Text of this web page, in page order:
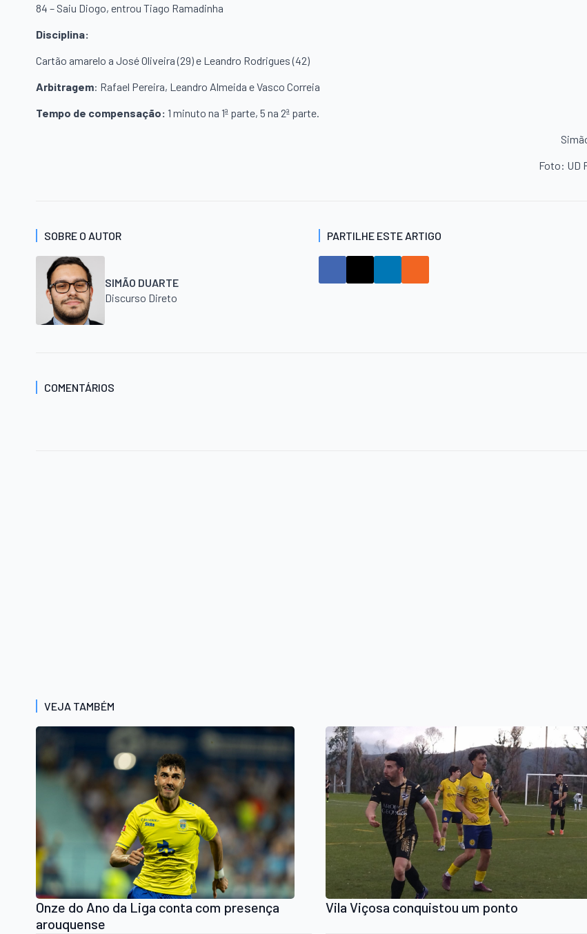
84 – Saiu Diogo, entrou Tiago Ramadinha
Disciplina:
Cartão amarelo a José Oliveira (29) e Leandro Rodrigues (42)
Arbitragem: Rafael Pereira, Leandro Almeida e Vasco Correia
Tempo de compensação: 1 minuto na 1ª parte, 5 na 2ª parte.
Foto: UD
SOBRE O AUTOR
SIMÃO DUARTE
Discurso Direto
PARTILHE ESTE ARTIGO
COMENTÁRIOS
VEJA TAMBÉM
Onze do Ano da Liga conta com presença
arouquense
Vila Viçosa conquistou um ponto